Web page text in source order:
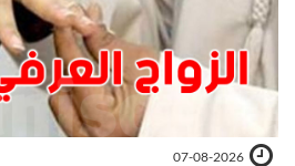
07-08-2026